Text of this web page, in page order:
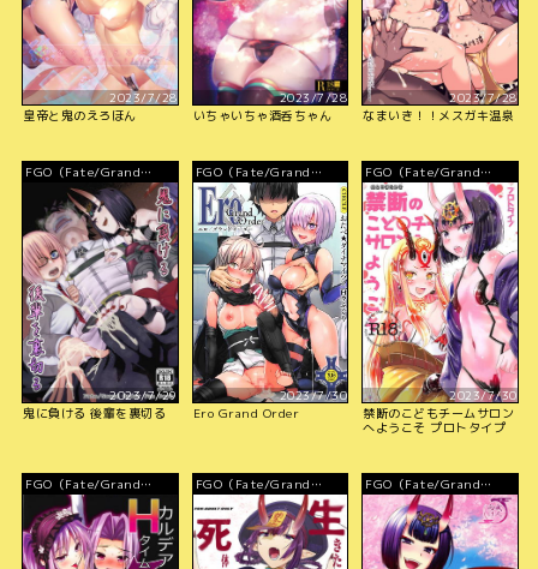
2023/7/28
皇帝と鬼のえろほん
2023/7/28
いちゃいちゃ酒呑ちゃん
2023/7/28
なまいき！！メスガキ温泉
FGO（Fate/Grand
Order）
2023/7/29
鬼に負ける 後輩を裏切る
FGO（Fate/Grand
Order）
2023/7/30
Ero Grand Order
FGO（Fate/Grand
Order）
2023/7/30
禁断のこどもチームサロン
へようこそ プロトタイプ
FGO（Fate/Grand
Order）
FGO（Fate/Grand
Order）
FGO（Fate/Grand
Order）